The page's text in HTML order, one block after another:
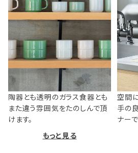
陶器とも透明のガラス食器とも
また違う雰囲気をたのしんで頂
けます。
もっと見る
空間
手の
ナーで